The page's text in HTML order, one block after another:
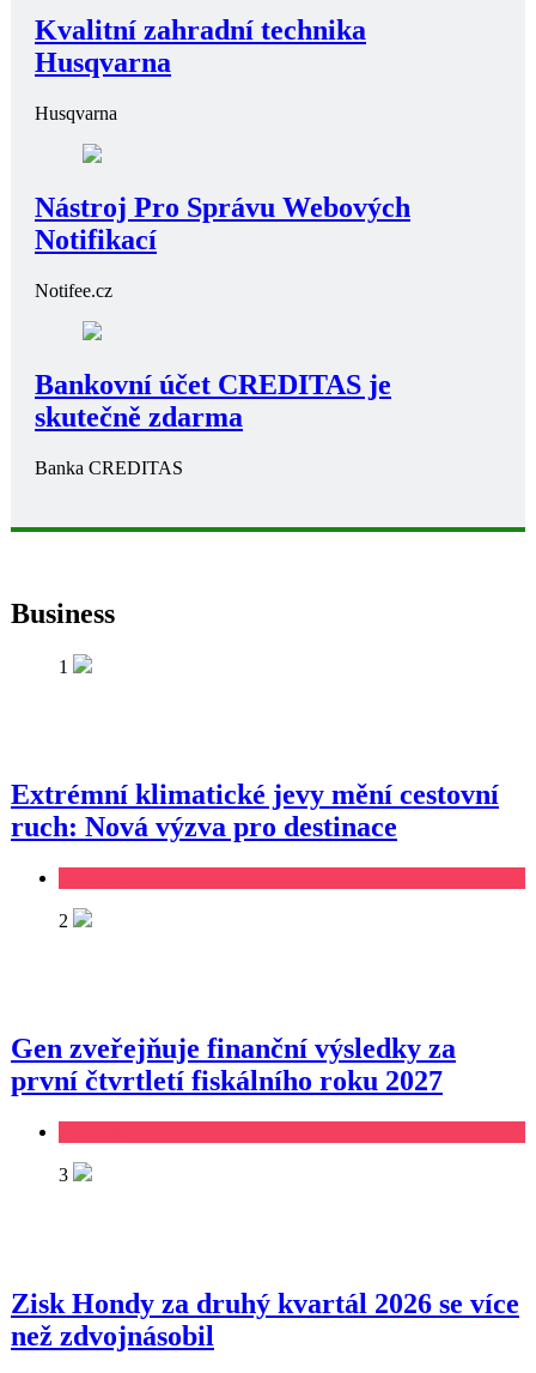
Kvalitní zahradní technika
Husqvarna
Husqvarna
Nástroj Pro Správu Webových
Notifikací
Notifee.cz
Bankovní účet CREDITAS je
skutečně zdarma
Banka CREDITAS
Business
1
Extrémní klimatické jevy mění cestovní
ruch: Nová výzva pro destinace
2
Gen zveřejňuje finanční výsledky za
první čtvrtletí fiskálního roku 2027
3
Zisk Hondy za druhý kvartál 2026 se více
než zdvojnásobil